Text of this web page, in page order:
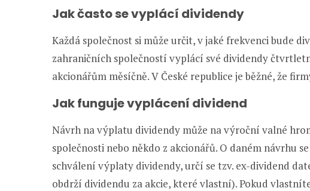
Jak často se vyplácí dividendy
Každá společnost si může určit, v jaké frekvenci bude
zahraničních společností vyplácí své dividendy
akcionářům měsíčně. V České republice je běžné, že
Jak funguje vyplácení dividend
Návrh na výplatu dividendy může na výroční valné
společnosti nebo někdo z akcionářů. O daném návrhu
schválení výplaty dividendy, určí se tzv. ex-dividend
obdrží dividendu za akcie, které vlastní). Pokud